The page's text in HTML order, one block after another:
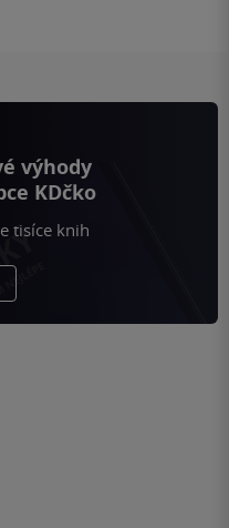
výhody
KDčko
tisíce knih